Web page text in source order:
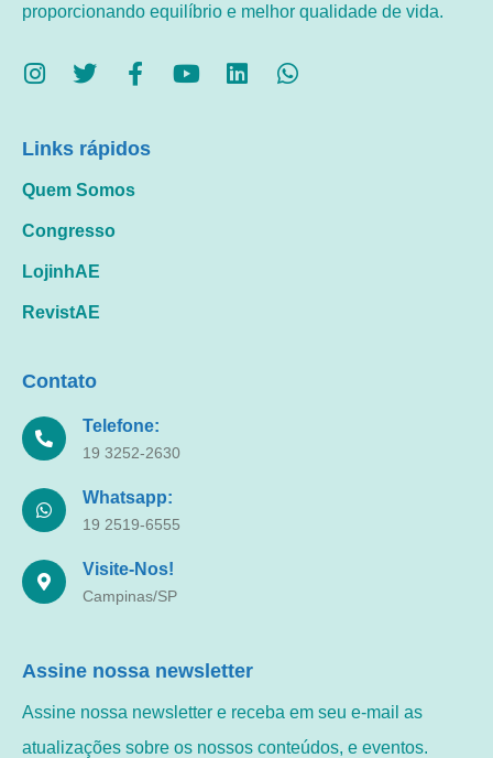
proporcionando equilíbrio e melhor qualidade de vida.
Links rápidos
Quem Somos
Congresso
LojinhAE
RevistAE
Contato
Telefone:
19 3252-2630
Whatsapp:
19 2519-6555
Visite-Nos!
Campinas/SP
Assine nossa newsletter
Assine nossa newsletter e receba em seu e-mail as
atualizações sobre os nossos conteúdos, e eventos.